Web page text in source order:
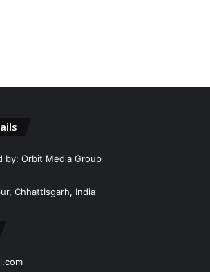
by: Orbit Media Group
Chhattisgarh, India